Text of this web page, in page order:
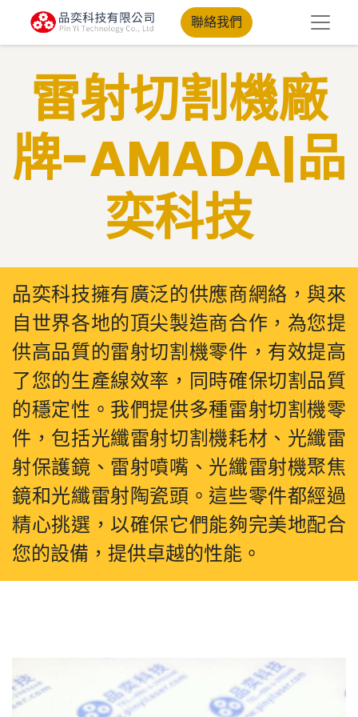
聯絡我們
雷射切割機廠
牌​-AMADA|品
奕科技
品奕科技擁有廣泛的供應商網絡，與來
自世界各地的頂尖製造商合作，為您提
供高品質的雷射切割機零件，有效提高
了您的生產線效率，同時確保切割品質
的穩定性。我們提供多種雷射切割機零
件，包括光纖雷射切割機耗材、光纖雷
射保護鏡、雷射噴嘴、光纖雷射機聚焦
鏡和光纖雷射陶瓷頭。這些零件都經過
精心挑選，以確保它們能夠完美地配合
您的設備，提供卓越的性能。